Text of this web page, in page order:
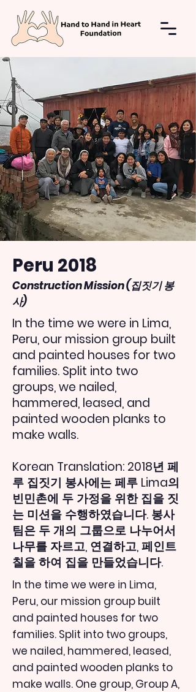
Peru 2018
Construction Mission (집짓기 봉
사)
In the time we were in Lima,
Peru, our mission group built
and painted houses for two
families. Split into two
groups, we nailed,
hammered, leased, and
painted wooden planks to
make walls.
Korean Translation: 2018년 페
루 집짓기 봉사에는 페루 Lima의
빈민촌에 두 가정을 위한 집을 짓
는 미션을 수행하였습니다. 봉사
팀은 두 개의 그룹으로 나누어서
나무를 자르고, 연결하고, 페인트
칠을 하여 집을 만들었습니다.
In the time we were in Lima,
Peru, our mission group built
and painted houses for two
families. Split into two groups,
we nailed, hammered, leased,
and painted wooden planks to
make walls. One group, Group A,